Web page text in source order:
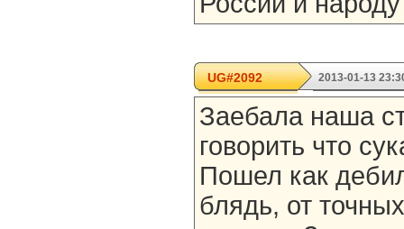
UG#2092 2013-01-13
Заебала наша
говорить что
Пошел как
блядь, от